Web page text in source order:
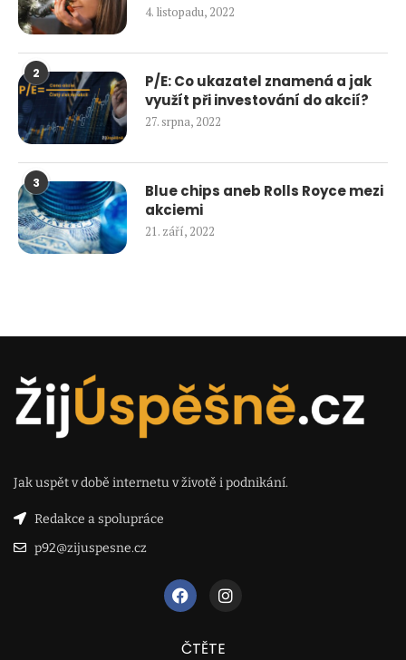
4. listopadu, 2022
2
P/E: Co ukazatel znamená a jak
využít při investování do akcií?
27. srpna, 2022
3
Blue chips aneb Rolls Royce mezi
akciemi
21. září, 2022
Jak uspět v době internetu v životě i podnikání.
Redakce a spolupráce
p92@zijuspesne.cz
ČTĚTE